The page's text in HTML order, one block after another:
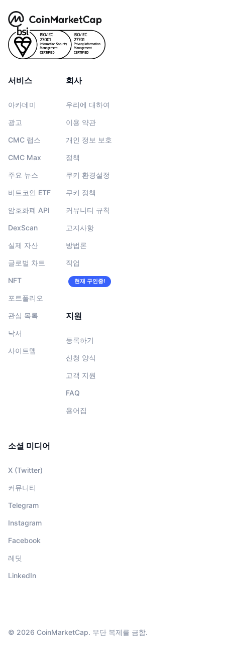
서비스
아카데미
광고
CMC 랩스
CMC Max
주요 뉴스
비트코인 ETF
암호화폐 API
DexScan
실제 자산
글로벌 차트
NFT
포트폴리오
관심 목록
낙서
사이트맵
회사
우리에 대하여
이용 약관
개인 정보 보호
정책
쿠키 환경설정
쿠키 정책
커뮤니티 규칙
고지사항
방법론
직업
현재 구인중!
지원
등록하기
신청 양식
고객 지원
FAQ
용어집
소셜 미디어
X (Twitter)
커뮤니티
Telegram
Instagram
Facebook
레딧
LinkedIn
© 2026 CoinMarketCap. 무단 복제를 금함.